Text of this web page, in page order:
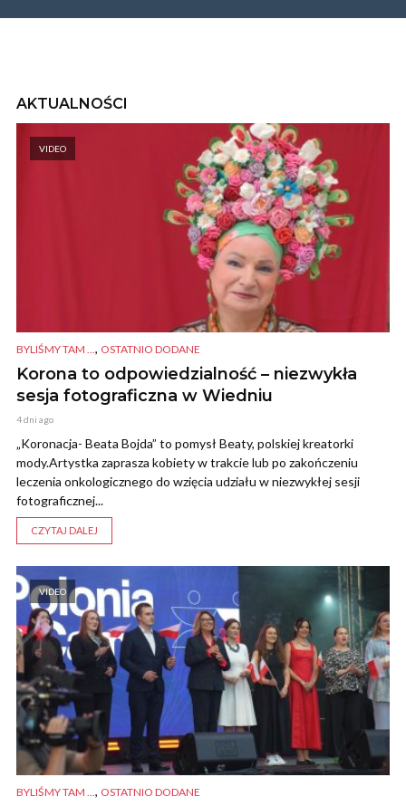
AKTUALNOŚCI
VIDEO
BYLIŚMY TAM ..., OSTATNIO DODANE
Korona to odpowiedzialność – niezwykła
sesja fotograficzna w Wiedniu
4 dni ago
„Koronacja- Beata Bojda” to pomysł Beaty, polskiej kreatorki
mody.Artystka zaprasza kobiety w trakcie lub po zakończeniu
leczenia onkologicznego do wzięcia udziału w niezwykłej sesji
fotograficznej...
CZYTAJ DALEJ
VIDEO
BYLIŚMY TAM ..., OSTATNIO DODANE